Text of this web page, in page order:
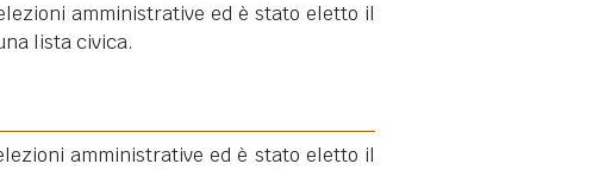
amministrative ed è stato eletto il
lista civica.
amministrative ed è stato eletto il